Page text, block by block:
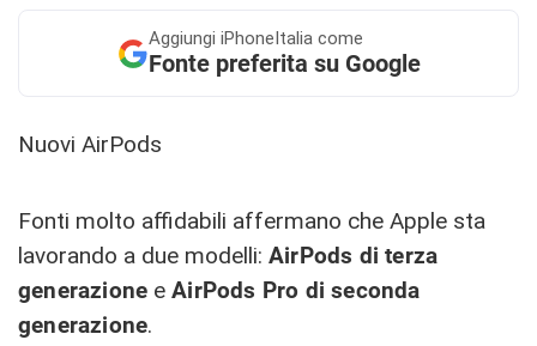
Aggiungi iPhoneItalia come
Fonte preferita su Google
Nuovi AirPods
Fonti molto affidabili affermano che Apple sta
lavorando a due modelli: AirPods di terza
generazione eAirPods Pro di seconda
generazione.